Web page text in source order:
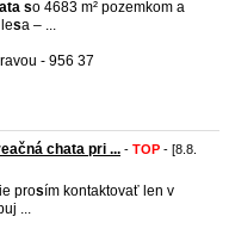
so 4683 m² pozemkom a
sa – ...
- 956 37
chata pri ... - TOP - [8.8.
prosím kontaktovať len v
...